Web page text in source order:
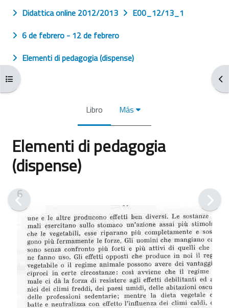
Abrir índice del curso
Didattica online 2012/2013
E00_12/13_1
6 de febrero - 12 de febrero
Elementi di pedagogia (dispense)
Libro Más
Elementi di pedagogia
(dispense)
6